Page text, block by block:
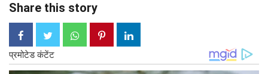
Share this story